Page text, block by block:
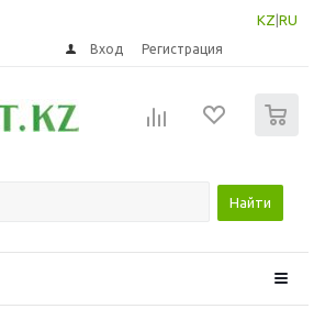
KZ RU
Вход Регистрация
Найти